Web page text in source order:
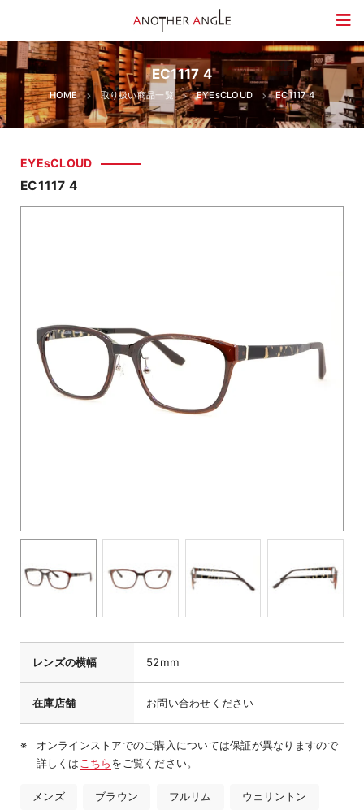
EC1117 4
HOME 取り扱い商品一覧 EYEsCLOUD EC1117 4
EYEsCLOUD
EC1117 4
レンズの横幅 52mm
在庫店舗 お問い合わせください
オンラインストアでのご購入については保証が異なりますので
詳しくは こちらをご覧ください。
メンズ ブラウン フルリム ウェリントン